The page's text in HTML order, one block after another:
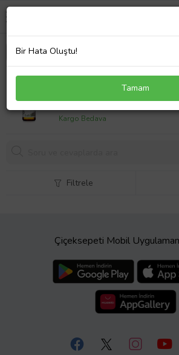
Botalife Chia Yağı 20 ml
397,11 TL
Kargo Bedava
Filtrele
Çiçeksepeti Mobil
Bir Hata Oluştu!
Tamam